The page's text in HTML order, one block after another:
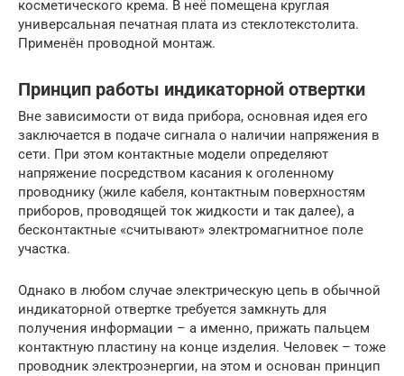
косметического крема. В неё помещена круглая
универсальная печатная плата из стеклотекстолита.
Применён проводной монтаж.
Принцип работы индикаторной отвертки
Вне зависимости от вида прибора, основная идея его
заключается в подаче сигнала о наличии напряжения в
сети. При этом контактные модели определяют
напряжение посредством касания к оголенному
проводнику (жиле кабеля, контактным поверхностям
приборов, проводящей ток жидкости и так далее), а
бесконтактные «считывают» электромагнитное поле
участка.
Однако в любом случае электрическую цепь в обычной
индикаторной отвертке требуется замкнуть для
получения информации – а именно, прижать пальцем
контактную пластину на конце изделия. Человек – тоже
проводник электроэнергии, на этом и основан принцип